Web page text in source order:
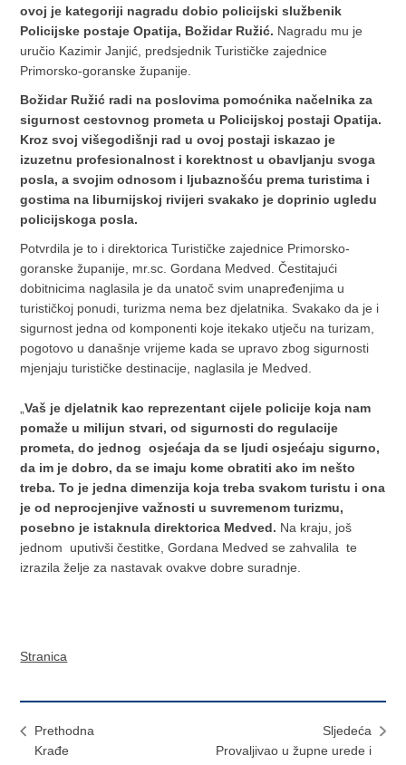
ovoj je kategoriji nagradu dobio policijski službenik
Policijske postajeOpatija, Božidar Ružić. Nagradu mu je
uručio Kazimir Janjić, predsjednik Turističke zajednice
Primorsko-goranske županije.
Božidar Ružić radi na poslovima pomoćnika načelnika za
sigurnost cestovnog prometa u Policijskoj postaji Opatija.
Kroz svoj višegodišnji rad u ovoj postaji iskazao je
izuzetnu profesionalnost i korektnost u obavljanju svoga
posla, a svojim odnosom i ljubaznošću prema turistima i
gostima na liburnijskoj rivijeri svakako je doprinio ugledu
policijskoga posla.
Potvrdila je to i direktorica Turističke zajednice Primorsko-
goranske županije, mr.sc. Gordana Medved. Čestitajući
dobitnicima naglasila je da unatoč svim unapređenjima u
turističkoj ponudi, turizma nema bez djelatnika. Svakako da je i
sigurnost jedna od komponenti koje itekako utječu na turizam,
pogotovo u današnje vrijeme kada se upravo zbog sigurnosti
mjenjaju turističke destinacije, naglasila je Medved.
„Vaš je djelatnik kao reprezentant cijele policije koja nam
pomaže u milijun stvari, od sigurnosti do regulacije
prometa, do jednog osjećaja da se ljudi osjećaju sigurno,
da im je dobro, da se imaju kome obratiti ako im nešto
treba. To je jedna dimenzija koja treba svakom turistu i ona
je od neprocjenjive važnosti u suvremenom turizmu,
posebno je istaknula direktorica Medved. Na kraju, još
jednom uputivši čestitke, Gordana Medved se zahvalila te
izrazila želje za nastavak ovakve dobre suradnje.
Stranica
Prethodna
Krađe
Sljedeća
Provaljivao u župne urede i